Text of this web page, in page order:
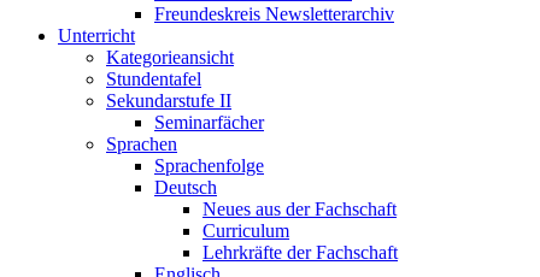
Freundeskreis Newsletterarchiv
Unterricht
Kategorieansicht
Stundentafel
Sekundarstufe II
Seminarfächer
Sprachen
Sprachenfolge
Deutsch
Neues aus der Fachschaft
Curriculum
Lehrkräfte der Fachschaft